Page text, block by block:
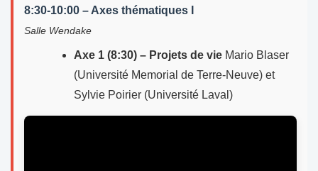
8:30-10:00 – Axes thématiques I
Salle Wendake
Axe 1 (8:30) – Projets de vie Mario Blaser
(Université Memorial de Terre-Neuve) et
Sylvie Poirier (Université Laval)